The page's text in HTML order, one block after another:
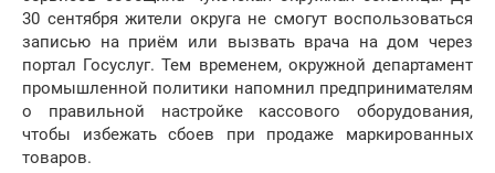
30 сентября жители округа не смогут воспользоваться
записью на приём или вызвать врача на дом через
портал Госуслуг. Тем временем, окружной департамент
промышленной политики напомнил предпринимателям
о правильной настройке кассового оборудования,
чтобы избежать сбоев при продаже маркированных
товаров.